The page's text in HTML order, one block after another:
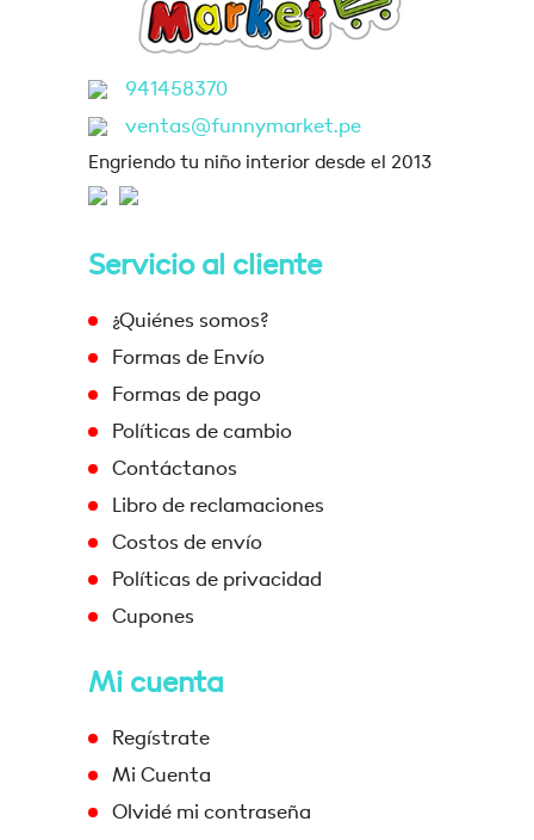
941458370
ventas@funnymarket.pe
Engriendo tu niño interior desde el 2013
Servicio al cliente
¿Quiénes somos?
Formas de Envío
Formas de pago
Políticas de cambio
Contáctanos
Libro de reclamaciones
Costos de envío
Políticas de privacidad
Cupones
Mi cuenta
Regístrate
Mi Cuenta
Olvidé mi contraseña